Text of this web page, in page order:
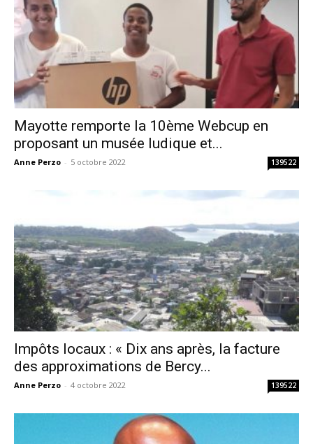
Mayotte remporte la 10ème Webcup en
proposant un musée ludique et...
Anne Perzo - 5 octobre 2022 139522
Impôts locaux : « Dix ans après, la facture
des approximations de Bercy...
Anne Perzo - 4 octobre 2022 139522